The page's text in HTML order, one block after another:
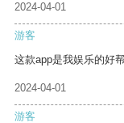
2024-04-01
游客
这款app是我娱乐的好
2024-04-01
游客